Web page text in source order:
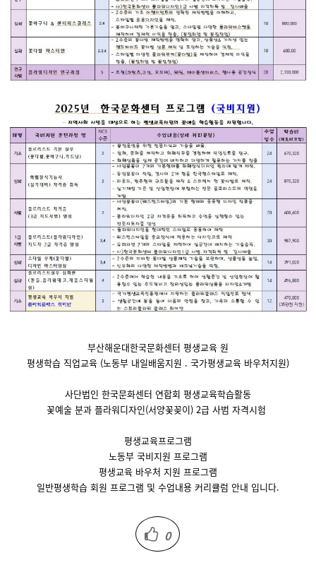
부산해운대한국문화센터 평생교육 원
평생학습 직업교육 (노동부 내일배움지원 . 국가평생교육 바우처지원)
사단법인 한국문화센터 연합회 평생교육학습활동
꽃예술 분과 플라워디자인(서양꽃꽂이) 2급 사범 자격시험
평생교육프로그램
노동부 국비지원 프로그램
평생교육 바우처 지원 프로그램
일반평생학습 회원 프로그램 및 수업내용 커리큘럼 안내 입니다.
0